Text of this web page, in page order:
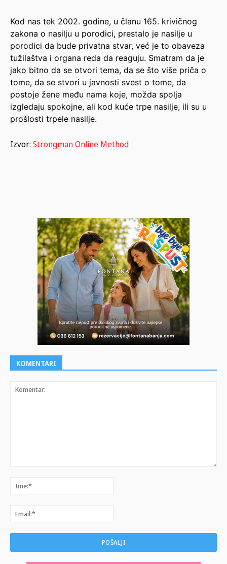
Kod nas tek 2002. godine, u članu 165. krivičnog
zakona o nasilju u porodici, prestalo je nasilje u
porodici da bude privatna stvar, već je to obaveza
tužilaštva i organa reda da reaguju. Smatram da je
jako bitno da se otvori tema, da se što više priča o
tome, da se stvori u javnosti svest o tome, da
postoje žene među nama koje, možda spolja
izgledaju spokojne, ali kod kuće trpe nasilje, ili su u
prošlosti trpele nasilje.
Izvor: Strongman Online Method
KOMENTARI